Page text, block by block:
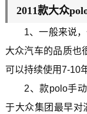
2011款大众
1、一般来说
大众汽车的品质也
可以持续使用7-10
2、款polo手
于大众集团最早对